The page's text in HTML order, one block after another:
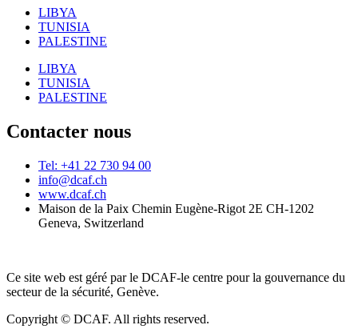
LIBYA
TUNISIA
PALESTINE
LIBYA
TUNISIA
PALESTINE
Contacter nous
Tel: +41 22 730 94 00
info@dcaf.ch
www.dcaf.ch
Maison de la Paix Chemin Eugène-Rigot 2E CH-1202
Geneva, Switzerland
Ce site web est géré par le DCAF-le centre pour la gouvernance du
secteur de la sécurité, Genève.
Copyright © DCAF. All rights reserved.